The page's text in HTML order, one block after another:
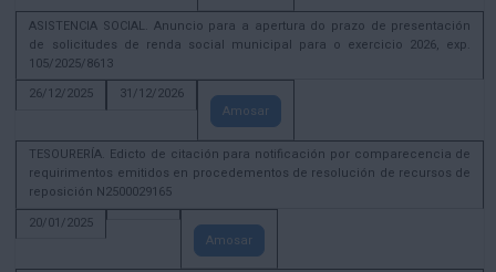
ASISTENCIA SOCIAL. Anuncio para a apertura do prazo de presentación
de solicitudes de renda social municipal para o exercicio 2026, exp.
105/2025/8613
26/12/2025
31/12/2026
Amosar
TESOURERÍA. Edicto de citación para notificación por comparecencia de
requirimentos emitidos en procedementos de resolución de recursos de
reposición N2500029165
20/01/2025
Amosar